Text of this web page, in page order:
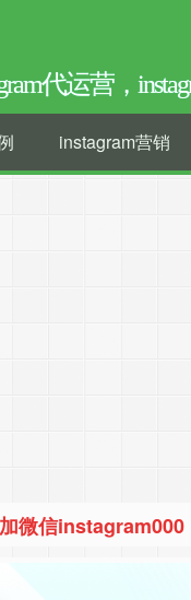
代运营，
instagram营销
微信instagram000